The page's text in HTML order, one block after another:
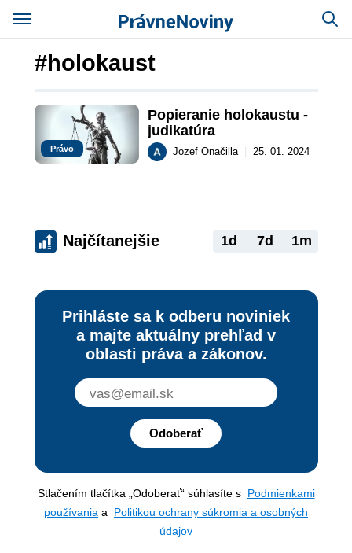
#holokaust
Právo
Popieranie holokaustu -
judikatúra
Jozef Onačilla 25. 01. 2024
Najčítanejšie 1d 7d 1m
Prihláste sa k odberu noviniek
a majte aktuálny prehľad v
oblasti práva a zákonov.
Odoberať
Stlačením tlačítka „Odoberať“ súhlasíte s Podmienkami
používania a Politikou ochrany súkromia a osobných
údajov